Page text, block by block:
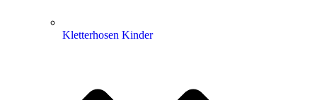
Kletterhosen Kinder